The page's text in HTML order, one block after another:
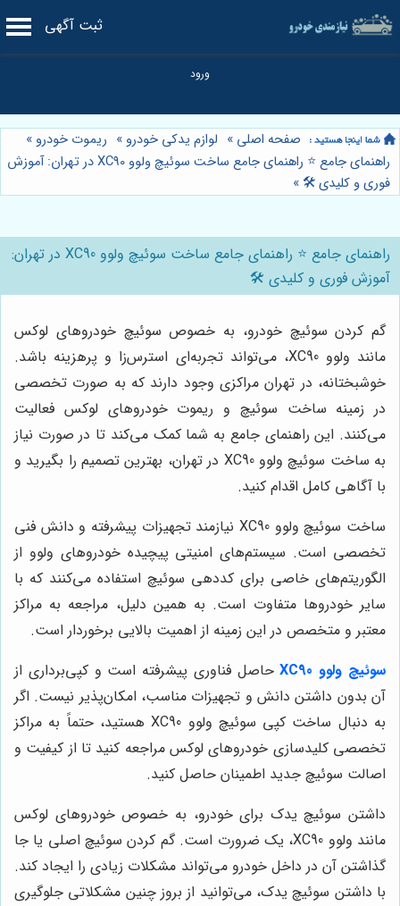
ثبت آگهی
صفحه اصلی » لوازم یدکی خودرو » ریموت خودرو »
راهنمای جامع ⭐️ راهنمای جامع ساخت سوئیچ ولوو XC90 در تهران: آموزش
فوری و کلیدی 🛠️»
راهنمای جامع ⭐️ راهنمای جامع ساخت سوئیچ ولوو XC90 در تهران:
آموزش فوری و کلیدی 🛠️
گم کردن سوئیچ خودرو، به خصوص سوئیچ خودروهای لوکس
مانند ولوو XC90، می‌تواند تجربه‌ای استرس‌زا و پرهزینه باشد.
خوشبختانه، در تهران مراکزی وجود دارند که به صورت تخصصی
در زمینه ساخت سوئیچ و ریموت خودروهای لوکس فعالیت
می‌کنند. این راهنمای جامع به شما کمک می‌کند تا در صورت نیاز
به ساخت سوئیچ ولوو XC90 در تهران، بهترین تصمیم را بگیرید و
با آگاهی کامل اقدام کنید.
ساخت سوئیچ ولوو XC90 نیازمند تجهیزات پیشرفته و دانش فنی
تخصصی است. سیستم‌های امنیتی پیچیده خودروهای ولوو از
الگوریتم‌های خاصی برای کددهی سوئیچ استفاده می‌کنند که با
سایر خودروها متفاوت است. به همین دلیل، مراجعه به مراکز
معتبر و متخصص در این زمینه از اهمیت بالایی برخوردار است.
سوئیچ ولوو XC90
حاصل فناوری پیشرفته است و کپی‌برداری از
آن بدون داشتن دانش و تجهیزات مناسب، امکان‌پذیر نیست. اگر
به دنبال ساخت کپی سوئیچ ولوو XC90 هستید، حتماً به مراکز
تخصصی کلیدسازی خودروهای لوکس مراجعه کنید تا از کیفیت و
اصالت سوئیچ جدید اطمینان حاصل کنید.
داشتن سوئیچ یدک برای خودرو، به خصوص خودروهای لوکس
مانند ولوو XC90، یک ضرورت است. گم کردن سوئیچ اصلی یا جا
گذاشتن آن در داخل خودرو می‌تواند مشکلات زیادی را ایجاد کند.
با داشتن سوئیچ یدک، می‌توانید از بروز چنین مشکلاتی جلوگیری